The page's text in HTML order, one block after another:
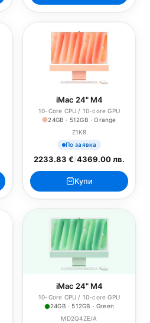
iMac 24" M4
10-Core CPU / 10-core GPU
24GB · 512GB · Orange
Z1K8
По заявка
2233.83 €/4369.00 лв.
Купи
iMac 24" M4
10-Core CPU / 10-core GPU
24GB · 512GB · Green
MD2Q4ZE/A